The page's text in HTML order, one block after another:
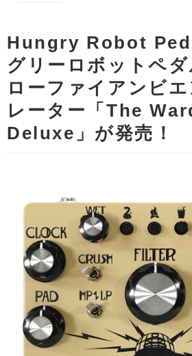
Hungry Robot
グリーロボットペ
ローファイアンビ
レーター「The
Deluxe」が発売！